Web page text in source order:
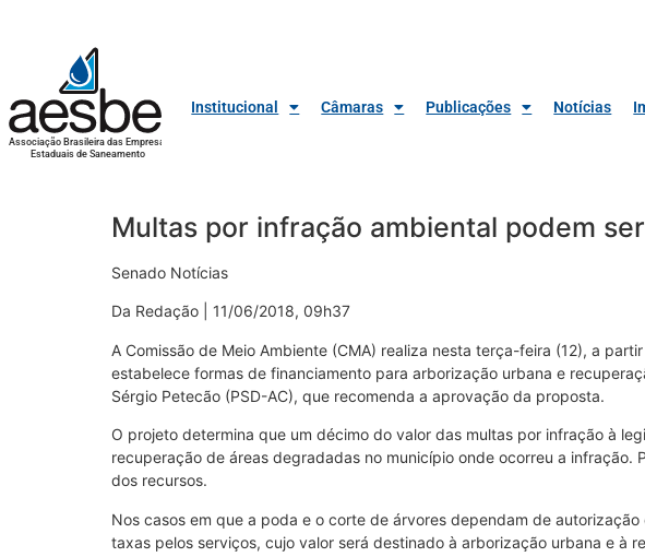
Associação Brasileira das Empresas
Estaduais de Saneamento
Institucional Câmaras Publicações Notícias
Multas por infração ambiental podem
Senado Notícias
Da Redação | 11/06/2018, 09h37
A Comissão de Meio Ambiente (CMA) realiza nesta terça-feira (12), a
estabelece formas de financiamento para arborização urbana e
Sérgio Petecão (PSD-AC), que recomenda a aprovação da proposta.
O projeto determina que um décimo do valor das multas por infração à
recuperação de áreas degradadas no município onde ocorreu a
dos recursos.
Nos casos em que a poda e o corte de árvores dependam de
taxas pelos serviços, cujo valor será destinado à arborização urbana e à